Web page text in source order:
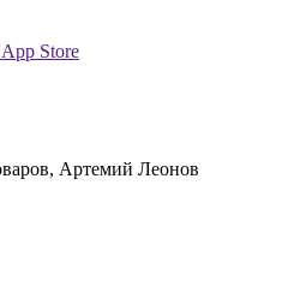
Store
Артемий Леонов